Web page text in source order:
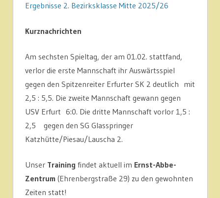
Ergebnisse 2. Bezirksklasse Mitte 2025/26
Kurznachrichten
Am sechsten Spieltag, der am 01.02. stattfand,
verlor die erste Mannschaft ihr Auswärtsspiel
gegen den Spitzenreiter Erfurter SK 2 deutlich mit
2,5 : 5,5. Die zweite Mannschaft gewann gegen
USV Erfurt 6:0. Die dritte Mannschaft vorlor 1,5 :
2,5 gegen den SG Glasspringer
Katzhütte/Piesau/Lauscha 2.
Unser Training findet aktuell im Ernst-Abbe-
Zentrum (Ehrenbergstraße 29) zu den gewohnten
Zeiten statt!